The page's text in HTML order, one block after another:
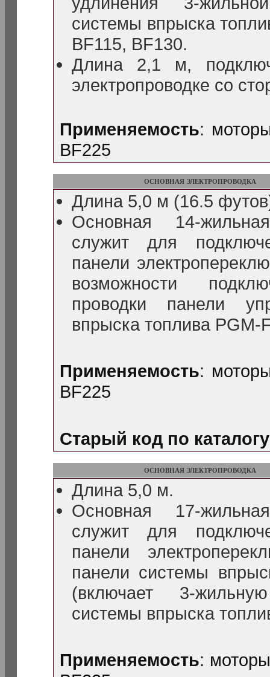
системы впрыска
BF115, BF130.
Длина 2,1 м,
электропроводке со
Применяемость:
BF225
ОСНОВНАЯ ЭЛЕКТРОПРОВОДКА
Длина 5,0 м (16.5
Основная 14-
служит для
панели
возможности
проводки панели
впрыска топлива PGM-
Применяемость:
BF225
Старый код по каталогу
ОСНОВНАЯ ЭЛЕКТРОПРОВОДКА
Длина 5,0 м.
Основная 17-
служит для
панели
панели системы
(включает 3-
системы впрыска
Применяемость: